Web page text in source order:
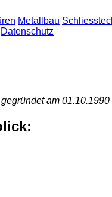
Metallbau
Datenschutz
am